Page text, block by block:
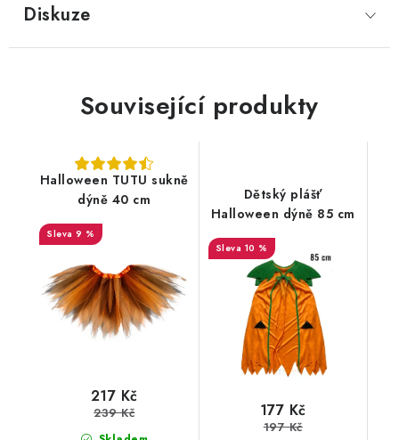
Diskuze
Související produkty
Halloween TUTU sukně
dýně 40 cm
9 %
217 Kč
239 Kč
Dětský plášť
Halloween dýně 85 cm
10 %
177 Kč
197 Kč